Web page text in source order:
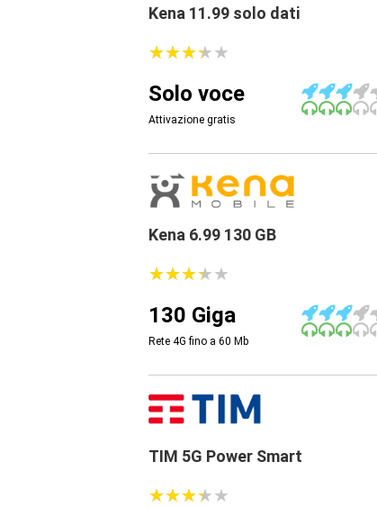
Kena 11.99 solo dati
★★★★★
★★★★★
Solo voce
Attivazione gratis
Kena 6.99 130 GB
★★★★★
★★★★★
130 Giga
Rete 4G fino a 60 Mb
TIM 5G Power Smart
★★★★★
★★★★★